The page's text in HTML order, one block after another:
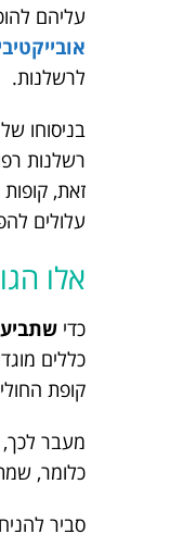
עליהם
לרשלנות.
בניסוחו
רשלנות
זאת,
עלולים
אלו
כדי
כללים
קופת
מעבר לכך,
כלומר,
סביר